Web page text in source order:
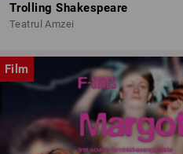
Trolling Shakespeare
Teatrul Amzei
Film